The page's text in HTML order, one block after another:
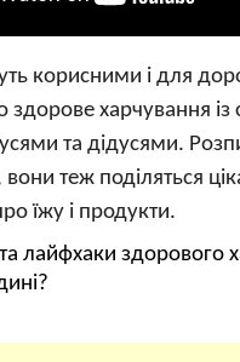
корисними і для
здорове харчування із
та дідусями.
теж поділяться
їжу і продукти.
та лайфхаки здорового